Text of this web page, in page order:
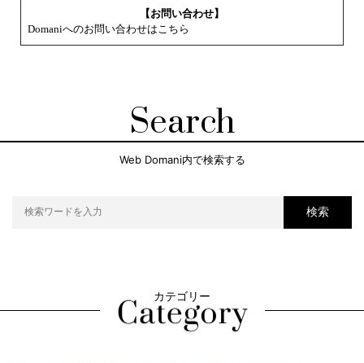
【お問い合わせ】
Domaniへのお問い合わせはこちら
Search
Web Domani内で検索する
検索
カテゴリー